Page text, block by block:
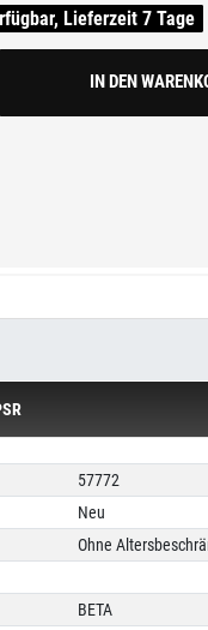
Lieferzeit 7 Tage
IN DEN
57772
Neu
Ohne
BETA